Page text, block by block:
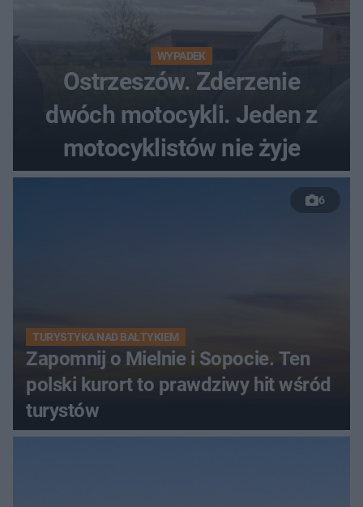
WYPADEK
Ostrzeszów. Zderzenie
dwóch motocykli. Jeden z
motocyklistów nie żyje
6
TURYSTYKA NAD BAŁTYKIEM
Zapomnij o Mielnie i Sopocie. Ten
polski kurort to prawdziwy hit wśród
turystów